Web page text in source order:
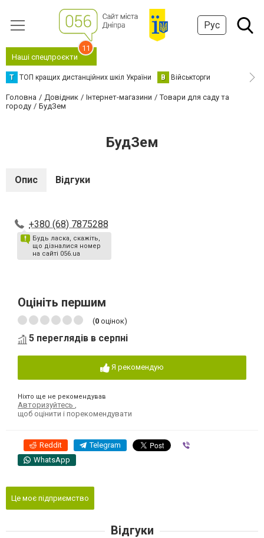
Рус
Наші спецпроєкти
11
Т ТОП кращих дистанційних шкіл України В Військторги
Головна Довідник Інтернет-магазини
Товари для саду та
городу
БудЗем
БудЗем
Опис Відгуки
+380 (68) 7875288
Будь ласка, скажіть,
що дізналися номер
на сайті 056.ua
Оцініть першим
(0 оцінок)
5 переглядів в серпні
Я рекомендую
Ніхто ще не рекомендував
Авторизуйтесь
щоб оцінити і порекомендувати
Reddit Telegram
WhatsApp
Це моє підприємство
Відгуки